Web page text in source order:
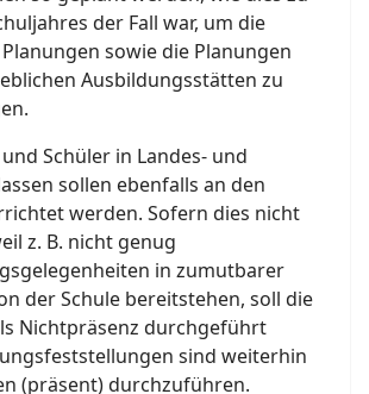
der Fall war, um die
sowie die Planungen
Ausbildungsstätten zu
Schüler in Landes- und
sollen ebenfalls an den
werden. Sofern dies nicht
z. B. nicht genug
in zumutbarer
der Schule bereitstehen, soll die
Nichtpräsenz durchgeführt
sind weiterhin
(präsent) durchzuführen.